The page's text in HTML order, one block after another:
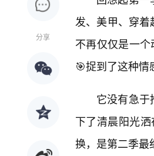
分享
发、美甲、穿
不再仅仅是一
🎯捉到了这种情
它没有急
下了清晨阳光
换，是第二季最